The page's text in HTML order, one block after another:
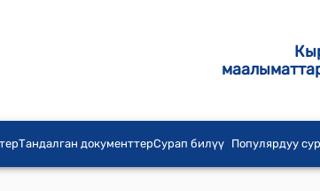
Тандалган документтерСурап билүү Популярдуу